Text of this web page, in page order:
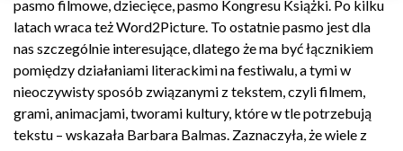
pasmo filmowe, dziecięce, pasmo Kongresu Książki. Po kilku
latach wraca też Word2Picture. To ostatnie pasmo jest dla
nas szczególnie interesujące, dlatego że ma być łącznikiem
pomiędzy działaniami literackimi na festiwalu, a tymi w
nieoczywisty sposób związanymi z tekstem, czyli filmem,
grami, animacjami, tworami kultury, które w tle potrzebują
tekstu – wskazała Barbara Balmas. Zaznaczyła, że wiele z